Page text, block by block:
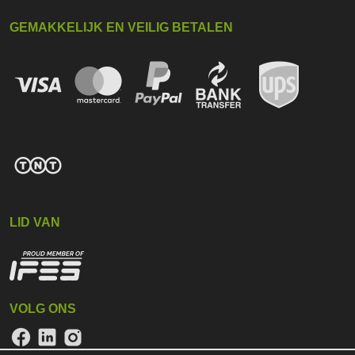
GEMAKKELIJK EN VEILIG BETALEN
LID VAN
VOLG ONS